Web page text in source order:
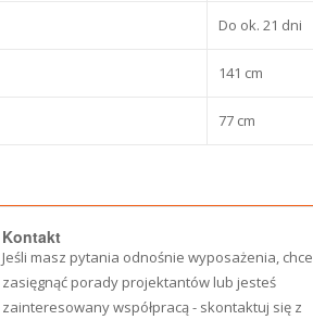
Do ok. 21 dni
141 cm
77 cm
Kontakt
Jeśli masz pytania odnośnie wyposażenia,
zasięgnąć porady projektantów lub jesteś
zainteresowany współpracą - skontaktuj się z